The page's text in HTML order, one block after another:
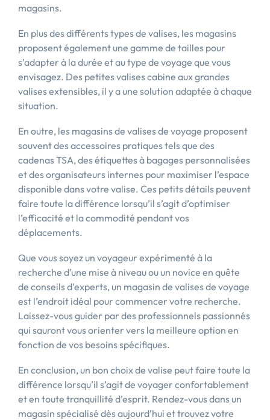
magasins.
En plus des différents types de valises, les magasins
proposent également une gamme de tailles pour
s’adapter à la durée et au type de voyage que vous
envisagez. Des petites valises cabine aux grandes
valises extensibles, il y a une solution adaptée à chaque
situation.
En outre, les magasins de valises de voyage proposent
souvent des accessoires pratiques tels que des
cadenas TSA, des étiquettes à bagages personnalisées
et des organisateurs internes pour maximiser l’espace
disponible dans votre valise. Ces petits détails peuvent
faire toute la différence lorsqu’il s’agit d’optimiser
l’efficacité et la commodité pendant vos
déplacements.
Que vous soyez un voyageur expérimenté à la
recherche d’une mise à niveau ou un novice en quête
de conseils d’experts, un magasin de valises de voyage
est l’endroit idéal pour commencer votre recherche.
Laissez-vous guider par des professionnels passionnés
qui sauront vous orienter vers la meilleure option en
fonction de vos besoins spécifiques.
En conclusion, un bon choix de valise peut faire toute la
différence lorsqu’il s’agit de voyager confortablement
et en toute tranquillité d’esprit. Rendez-vous dans un
magasin spécialisé dès aujourd’hui et trouvez votre